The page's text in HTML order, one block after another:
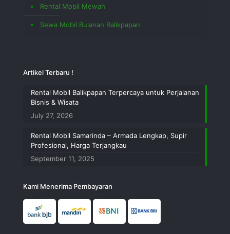
Rental Mobil Mewah
Sewa Mobil Bulanan Balikpapan
Artikel Terbaru !
Rental Mobil Balikpapan Terpercaya untuk Perjalanan
Bisnis & Wisata
July 27, 2026
Rental Mobil Samarinda – Armada Lengkap, Supir
Profesional, Harga Terjangkau
September 11, 2025
Kami Menerima Pembayaran